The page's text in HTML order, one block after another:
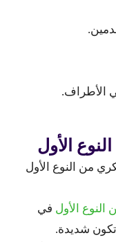
الأطراف.
الأول
من النوع الأول
الأول في
شديدة.